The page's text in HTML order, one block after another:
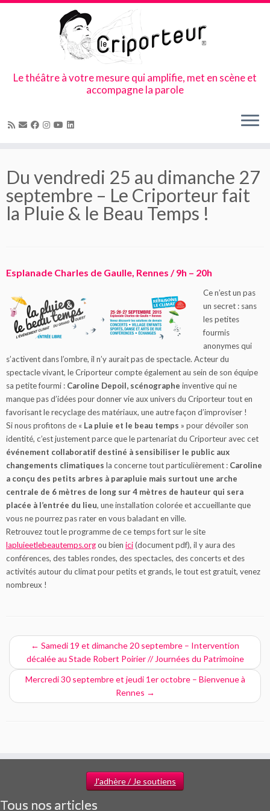
content
Le théâtre à votre mesure qui amplifie, met en scène et
accompagne la parole
Du vendredi 25 au dimanche 27
septembre – Le Criporteur fait
la Pluie & le Beau Temps !
Esplanade Charles de Gaulle, Rennes / 9h – 20h
Ce n’est un pas
un secret : sans
les petites
fourmis
anonymes qui
s’activent dans l’ombre, il n’y aurait pas de spectacle. Acteur du
spectacle vivant, le Criporteur compte également au sein de son équipe
sa petite fourmi : Caroline Depoil, scénographe inventive qui ne
manque pas d’idées pour donner vie aux univers du Criporteur tout en
favorisant le recyclage des matériaux, une autre façon d’improviser !
Si nous profitons de « La pluie et le beau temps » pour dévoiler son
identité, c’est justement parce que le partenariat du Criporteur avec cet
événement collaboratif destiné à sensibiliser le public aux
changements climatiques la concerne tout particulièrement : Caroline
a conçu des petits arbres à parapluie mais surtout une arche
centrale de 6 mètres de long sur 4 mètres de hauteur qui sera
placée à l’entrée du lieu, une installation colorée et accueillante que
vous ne pourrez pas rater en vous baladant en ville.
Retrouvez tout le programme de ce temps fort sur le site
lapluieetlebeautemps.orgou bien ici(document pdf), il y aura des
conférences, des tables rondes, des spectacles, des concerts et des
activités autour du climat pour petits et grands, le tout est gratuit, venez
nombreux !
← Samedi 19 et dimanche 20 septembre – Intervention
décalée au Stade Robert Poirier // Journées du Patrimoine
Mercredi 30 septembre et jeudi 1er octobre – Bienvenue à
Rennes →
J'adhère / Je soutiens
Tous nos articles